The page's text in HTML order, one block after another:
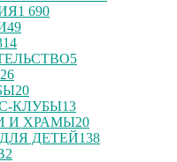
1 690
49
5
26
20
КЛУБЫ13
И ХРАМЫ20
ДЕТЕЙ138
2